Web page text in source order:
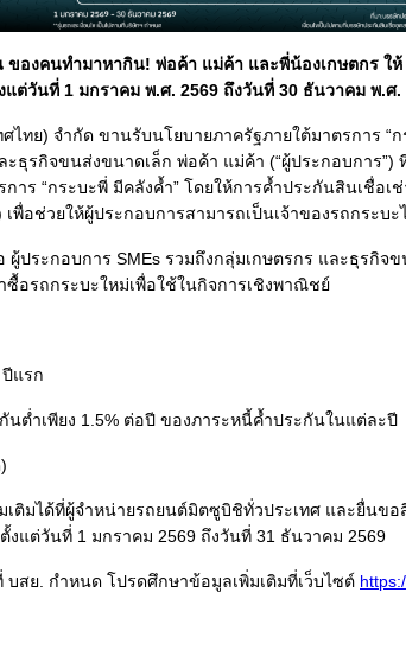
องคนทำมาหากิน! พ่อค้า แม่ค้า และพี่น้องเกษตกร ใ
ต่วันที่ 1 มกราคม พ.ศ. 2569 ถึงวันที่ 30 ธันวาคม พ.ศ.
ไทย) จำกัด ขานรับนโยบายภาครัฐภายใต้มาตรการ “
ะธุรกิจขนส่งขนาดเล็ก พ่อค้า แม่ค้า (“ผู้ประกอบการ
าร “กระบะพี่ มีคลังค้ำ” โดยให้การค้ำประกันสินเชื่อ
พื่อช่วยให้ผู้ประกอบการสามารถเป็นเจ้าของรถกระบะ
ผู้ประกอบการ SMEs รวมถึงกลุ่มเกษตรกร และธุรกิ
อรถกระบะใหม่เพื่อใช้ในกิจการเชิงพาณิชย์
แรก
นต่ำเพียง 1.5% ต่อปี ของภาระหนี้ค้ำประกันในแต่ละปี
ติมได้ที่ผู้จำหน่ายรถยนต์มิตซูบิชิทั่วประเทศ และยื่นข
แต่วันที่ 1 มกราคม 2569 ถึงวันที่ 31 ธันวาคม 2569
บสย. กำหนด โปรดศึกษาข้อมูลเพิ่มเติมที่เว็บไซต์